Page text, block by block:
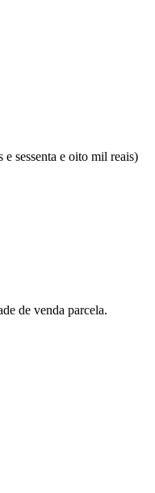
sessenta e oito mil reais)
de venda parcela.